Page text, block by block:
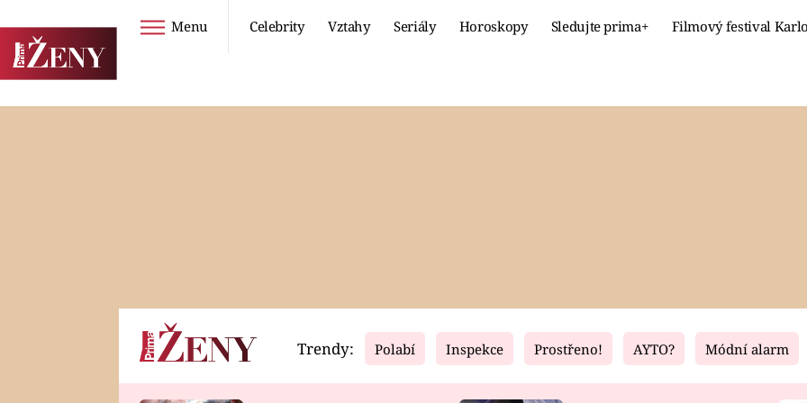
Menu Celebrity Vztahy Seriály Horoskopy Sledujte prima+ Filmový festival
Horoskopy Video Fresh Living
Trendy: Polabí Inspekce Prostřeno! AYTO? Módní alarm